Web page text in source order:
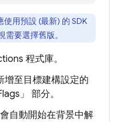
使用預設 (最新) 的 SDK
需要選擇舊版。
程式庫。
增至目標建構設定的
」
部分。
自動開始在背景中解